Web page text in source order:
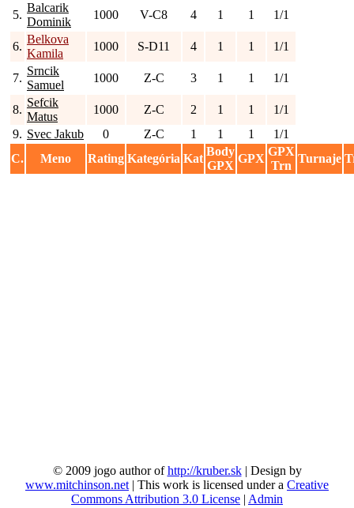
5.
Balcarik
Dominik
1000 V-C8 4 1 1 1/1
6.
Belkova
Kamila
1000 S-D11 4 1 1 1/1
7.
Srncik
Samuel
1000 Z-C 3 1 1 1/1
8.
Sefcik
Matus
1000 Z-C 2 1 1
1/1
9. Svec Jakub 0 Z-C 1 1 1
1/1
C.
Meno Rating Kategória Kat
Body
GPX
GPX
GPX
Trn
Turnaje
© 2009 jogo author ofhttp://kruber.sk| Design by
www.mitchinson.net | This work is licensed under a Creative
Commons Attribution 3.0 License | Admin